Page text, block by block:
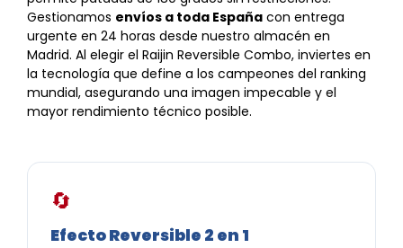
Gestionamos envíos a toda España con entrega
urgente en 24 horas desde nuestro almacén en
Madrid. Al elegir el Raijin Reversible Combo, inviertes en
la tecnología que define a los campeones del ranking
mundial, asegurando una imagen impecable y el
mayor rendimiento técnico posible.
🔄
Efecto Reversible 2 en 1